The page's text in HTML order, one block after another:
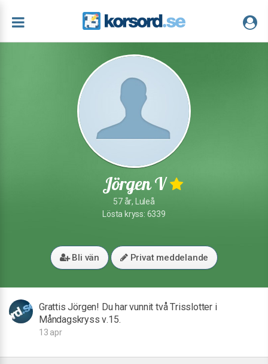
Jörgen V
57 år, Luleå
Lösta kryss: 6339
Bli vän Privat meddelande
Grattis Jörgen! Du har vunnit två Trisslotter i
Måndagskryss v.15.
13 apr